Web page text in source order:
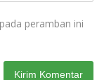
peramban ini